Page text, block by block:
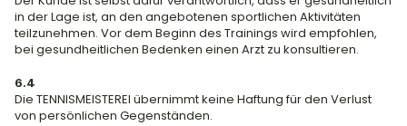
in der Lage ist, an den angebotenen sportlichen Aktivitäten
teilzunehmen. Vor dem Beginn des Trainings wird empfohlen,
bei gesundheitlichen Bedenken einen Arzt zu konsultieren.
6.4
Die TENNISMEISTEREI übernimmt keine Haftung für den Verlust
von persönlichen Gegenständen.